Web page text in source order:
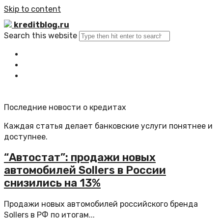
Skip to content
kreditblog.ru
Search this website
Последние новости о кредитах
Каждая статья делает банковские услуги понятнее и
доступнее.
“Автостат”: продажи новых
автомобилей Sollers в России
снизились на 13%
Продажи новых автомобилей российского бренда
Sollers в РФ по итогам...